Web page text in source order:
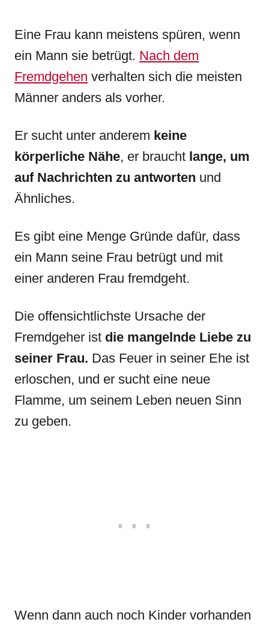
Eine Frau kann meistens spüren, wenn
ein Mann sie betrügt. Nach dem
Fremdgehen verhalten sich die meisten
Männer anders als vorher.
Er sucht unter anderem keine
körperliche Nähe, er braucht lange, um
auf Nachrichten zu antworten und
Ähnliches.
Es gibt eine Menge Gründe dafür, dass
ein Mann seine Frau betrügt und mit
einer anderen Frau fremdgeht.
Die offensichtlichste Ursache der
Fremdgeher ist die mangelnde Liebe zu
seiner Frau. Das Feuer in seiner Ehe ist
erloschen, und er sucht eine neue
Flamme, um seinem Leben neuen Sinn
zu geben.
Wenn dann auch noch Kinder vorhanden